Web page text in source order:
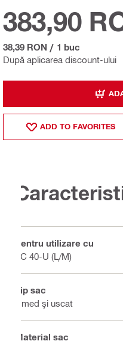
După aplicarea discount-ului
383,90
38,39 RON / 1 buc
ADD TO FAVORITES
Pentru utilizare cu
VC 40-U (L/M)
Tip sac
Umed şi uscat
Material sac